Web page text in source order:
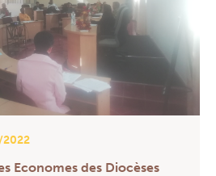
Economes des Diocèses